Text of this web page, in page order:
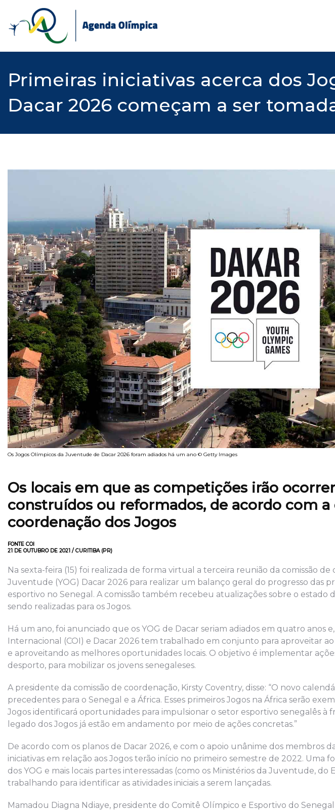
content
Primeiras iniciativas acerca dos
Dacar 2026 começam a ser
Os Jogos Olímpicos da Juventude de Dacar 2026 foram adiados há um ano © Getty Images
Os locais em que as competições irão
construídos ou reformados, de acordo com a
coordenação dos Jogos
FONTE COI
21 DE OUTUBRO DE 2021 / CURITIBA (PR)
Na sexta-feira (15) foi realizada de forma virtual a terceira reunião da comissão
Juventude (YOG) Dacar 2026 para realizar um balanço geral do progresso das
esportivo no Senegal. A comissão também recebeu atualizações sobre o estado
sendo realizadas para os Jogos.
Há um ano, foi anunciado que os YOG de Dacar seriam adiados em quatro anos
Internacional (COI) e Dacar 2026 tem trabalhado em conjunto para aproveitar
e aproveitando as melhores oportunidades locais. O objetivo é implementar
desporto, para mobilizar os jovens senegaleses.
A presidente da comissão de coordenação, Kirsty Coventry, disse: “O novo
precedentes para o Senegal e a África. Esses primeiros Jogos na África serão
Jogos identificará oportunidades para impulsionar o setor esportivo senegalês à
legado dos Jogos já estão em andamento por meio de ações concretas.”
De acordo com os planos de Dacar 2026, e com o apoio unânime dos membros
iniciativas em relação aos Jogos terão início no primeiro semestre de 2022. Uma
dos YOG e mais locais partes interessadas (como os Ministérios da Juventude,
trabalhando para identificar as atividades iniciais a serem lançadas.
Mamadou Diagna Ndiaye, presidente do Comitê Olímpico e Esportivo do Senegal